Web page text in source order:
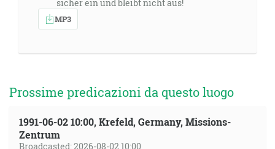
sicher ein und bleibt nicht aus!
MP3
Prossime predicazioni da questo luogo
1991-06-02 10:00, Krefeld, Germany, Missions-
Zentrum
Broadcasted: 2026-08-02 10:00